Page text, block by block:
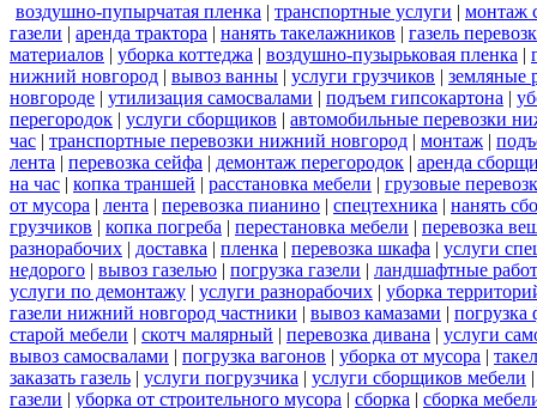
воздушно-пупырчатая пленка | транспортные услуги | монтаж
газели | аренда трактора | нанять такелажников | газель
материалов | уборка коттеджа | воздушно-пузырьковая пленка |
нижний новгород | вывоз ванны | услуги грузчиков | земляные
новгороде | утилизация самосвалами | подъем гипсокартона |
перегородок | услуги сборщиков | автомобильные перевозки
час | транспортные перевозки нижний новгород | монтаж |
лента | перевозка сейфа | демонтаж перегородок | аренда
на час | копка траншей | расстановка мебели | грузовые
от мусора | лента | перевозка пианино | спецтехника | нанять
грузчиков | копка погреба | перестановка мебели | перевозка
разнорабочих | доставка | пленка | перевозка шкафа | услуги
недорого | вывоз газелью | погрузка газели | ландшафтные
услуги по демонтажу | услуги разнорабочих | уборка
газели нижний новгород частники | вывоз камазами | погрузка
старой мебели | скотч малярный | перевозка дивана | услуги
вывоз самосвалами | погрузка вагонов | уборка от мусора |
заказать газель | услуги погрузчика | услуги сборщиков мебели
газели | уборка от строительного мусора | сборка | сборка